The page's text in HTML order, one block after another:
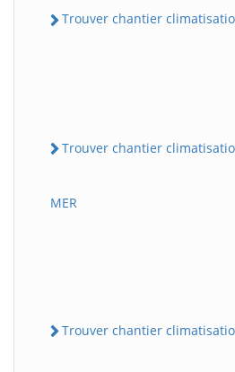
Trouver chantier
Trouver chantier
MER
Trouver chantier